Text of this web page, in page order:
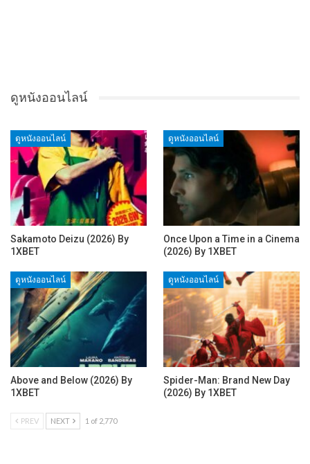
ดูหนังออนไลน์
ดูหนังออนไลน์
Sakamoto Deizu (2026) By
1XBET
ดูหนังออนไลน์
Once Upon a Time in a Cinema
(2026) By 1XBET
ดูหนังออนไลน์
Above and Below (2026) By
1XBET
ดูหนังออนไลน์
Spider-Man: Brand New Day
(2026) By 1XBET
PREV NEXT 1 of 2,770